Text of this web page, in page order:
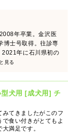
年卒業。金沢医
博士号取得。往診専
2021年に石川県初の
見る
型犬用 [成犬用] チ
てきましたがこのフ
食い付きがとてもよ
満足です。